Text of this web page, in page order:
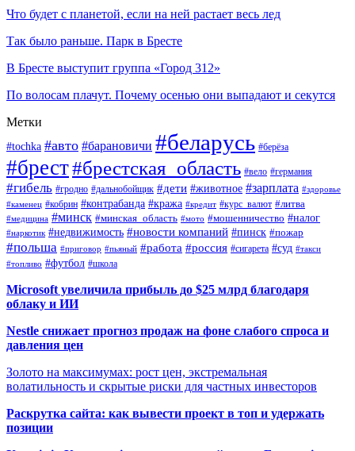
Что будет с планетой, если на ней растает весь лед
Так было раньше. Парк в Бресте
В Бресте выступит группа «Город 312»
По волосам плачут. Почему осенью они выпадают и секутся
Метки
#tochka #авто #барановичи #беларусь #берёза
#брест#брестская_область #вело #германия
#гибель #гродно #дальнобойщик #дети #животное #зарплата #здоровье
#каменец #кобрин #контрабанда #кража #кредит #курс_валют #литва
#медицина #минск #минская_область #мото #мошенничество #налог
#наркотик #недвижимость #новости компаний #пинск #пожар
#польша #приговор #пьяный #работа #россия #сигарета #суд #такси
#топливо #футбол #школа
Microsoft увеличила прибыль до $25 млрд благодаря
облаку и ИИ
Nestle снижает прогноз продаж на фоне слабого спроса и
давления цен
Золото на максимумах: рост цен, экстремальная
волатильность и скрытые риски для частных инвесторов
Раскрутка сайта: как вывести проект в топ и удержать
позиции